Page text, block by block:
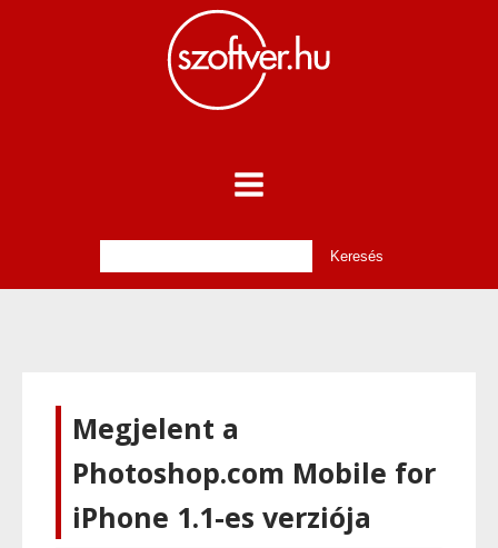
Megjelent a
Photoshop.com Mobile for
iPhone 1.1-es verziója